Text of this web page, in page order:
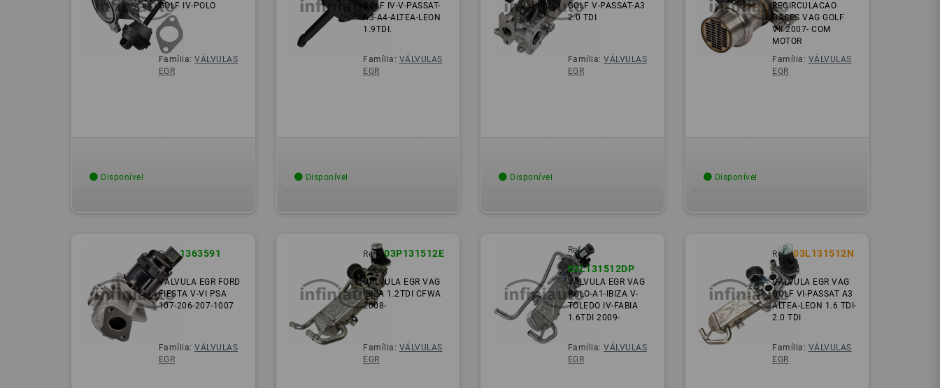
GOLF IV-POLO
Família:VÁLVULAS
EGR
Disponível
GOLF IV-V-PASSAT-
A3-A4-ALTEA-LEON
1.9TDI.
Família: VÁLVULAS
EGR
Disponível
GOLF V-PASSAT-A3
2.0 TDI
Família:VÁLVULAS
EGR
Disponível
RECIRCULACAO
GASES VAG GOLF
VII 2007- COM
MOTOR
Família: VÁLVULAS
EGR
Disponível
Ref.: 1363591
VALVULA EGR FORD
FIESTA V-VI PSA
107-206-207-1007
Família:VÁLVULAS
EGR
Ref.: 03P131512E
VALVULA EGR VAG
IBIZA 1.2TDI CFWA
2008-
Família: VÁLVULAS
EGR
Ref.:
03L131512DP
VALVULA EGR VAG
POLO-A1-IBIZA V-
TOLEDO IV-FABIA
1.6TDI 2009-
Família:VÁLVULAS
EGR
Ref.: 03L131512N
VALVULA EGR VAG
GOLF VI-PASSAT A3
ALTEA-LEON 1.6 TDI-
2.0 TDI
Família: VÁLVULAS
EGR